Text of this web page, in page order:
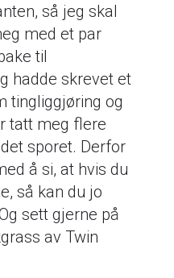
så jeg skal
med et par
til
hadde skrevet et
tingliggjøring og
tatt meg flere
sporet. Derfor
å si, at hvis du
så kan du jo
sett gjerne på
av Twin